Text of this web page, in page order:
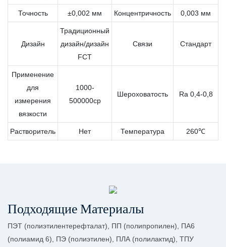
Точность ±0,002 мм Концентричность 0,003 мм
Дизайн
Традиционный
дизайн/дизайн
FCT
Связи Стандарт
Применение
для
измерения
вязкости
1000-
500000cp
Шероховатость Ra 0,4-0,8
Растворитель Нет Температура 260℃
Подходящие Материалы
ПЭТ (полиэтилентерефталат), ПП (полипропилен), ПА6
(полиамид 6), ПЭ (полиэтилен), ПЛА (полилактид), ТПУ